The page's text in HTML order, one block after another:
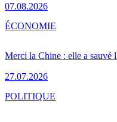
07.08.2026
Merci la Chine : elle a sauvé
27.07.2026
ÉCONOMIE
POLITIQUE